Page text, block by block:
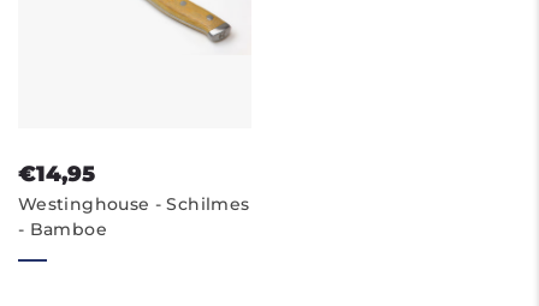
€14,95
Westinghouse - Schilmes
- Bamboe